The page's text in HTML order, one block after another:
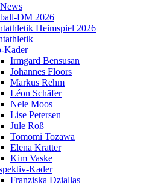
DM 2026
Heimspiel 2026
Kader
Irmgard Bensusan
Johannes Floors
Markus Rehm
Léon Schäfer
Nele Moos
Lise Petersen
Jule Roß
Tomomi Tozawa
Elena Kratter
Kim Vaske
Kader
Franziska Dziallas